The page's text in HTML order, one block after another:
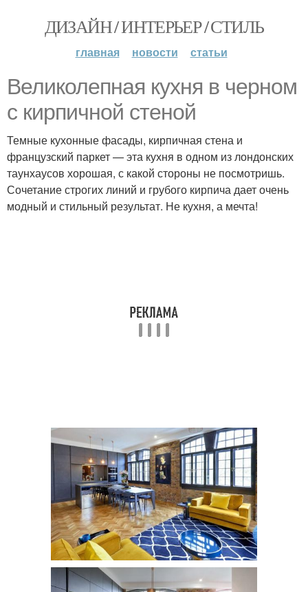
ДИЗАЙН / ИНТЕРЬЕР / СТИЛЬ
главная новости статьи
Великолепная кухня в черном
с кирпичной стеной
Темные кухонные фасады, кирпичная стена и
французский паркет — эта кухня в одном из лондонских
таунхаусов хорошая, с какой стороны не посмотришь.
Сочетание строгих линий и грубого кирпича дает очень
модный и стильный результат. Не кухня, а мечта!